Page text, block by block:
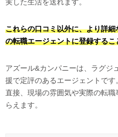
実した生活を送れます。
これらの口コミ以外に、より詳
の転職エージェントに登録する
アズール&カンパニーは、ラグジ
援で定評のあるエージェントで
直接、現場の雰囲気や実際の転
らえます。